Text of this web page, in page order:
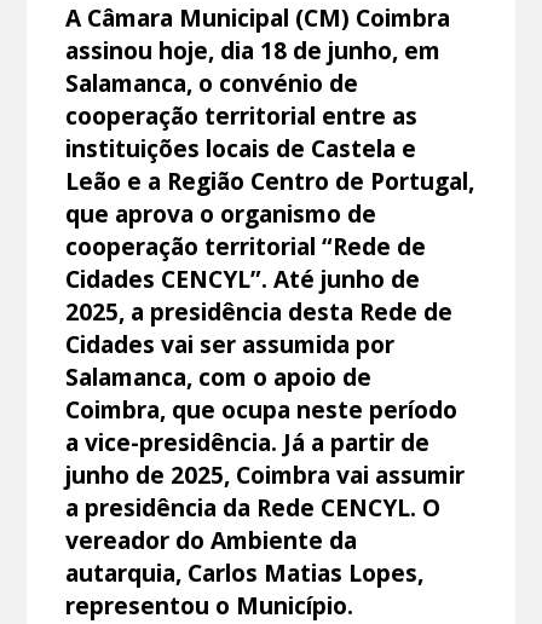
A Câmara Municipal (CM) Coimbra
assinou hoje, dia 18 de junho, em
Salamanca, o convénio de
cooperação territorial entre as
instituições locais de Castela e
Leão e a Região Centro de Portugal,
que aprova o organismo de
cooperação territorial “Rede de
Cidades CENCYL”. Até junho de
2025, a presidência desta Rede de
Cidades vai ser assumida por
Salamanca, com o apoio de
Coimbra, que ocupa neste período
a vice-presidência. Já a partir de
junho de 2025, Coimbra vai assumir
a presidência da Rede CENCYL. O
vereador do Ambiente da
autarquia, Carlos Matias Lopes,
representou o Município.